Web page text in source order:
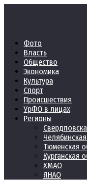
Фото
Власть
Общество
Экономика
Культура
Спорт
Происшествия
УрФО в лицах
Регионы
Тюменская
Курганская
ХМАО
ЯНАО